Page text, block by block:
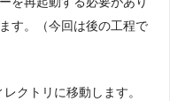
す。（今回は後の工程で
クトリに移動します。